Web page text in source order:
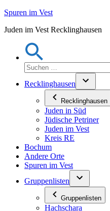
Zum
springen
Spuren im Vest
Juden im Vest Recklinghausen
Suchen
nach:
Recklinghausen
Recklinghausen
Juden in Süd
Jüdische Petriner
Juden im Vest
Kreis RE
Bochum
Andere Orte
Spuren im Vest
Gruppenlisten
Gruppenlisten
Hachschara